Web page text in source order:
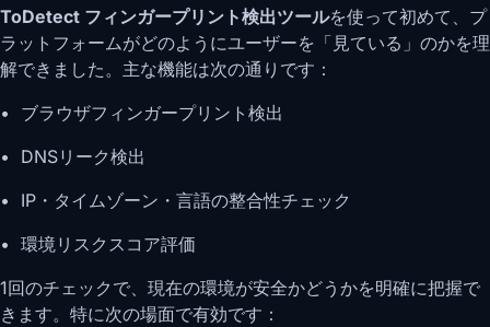
ToDetect フィンガープリント検出ツールを使って初めて、プ
ラットフォームがどのようにユーザーを「見ている」のかを理
解できました。主な機能は次の通りです：
• ブラウザフィンガープリント検出
• DNSリーク検出
• IP・タイムゾーン・言語の整合性チェック
• 環境リスクスコア評価
1回のチェックで、現在の環境が安全かどうかを明確に把握で
きます。特に次の場面で有効です：